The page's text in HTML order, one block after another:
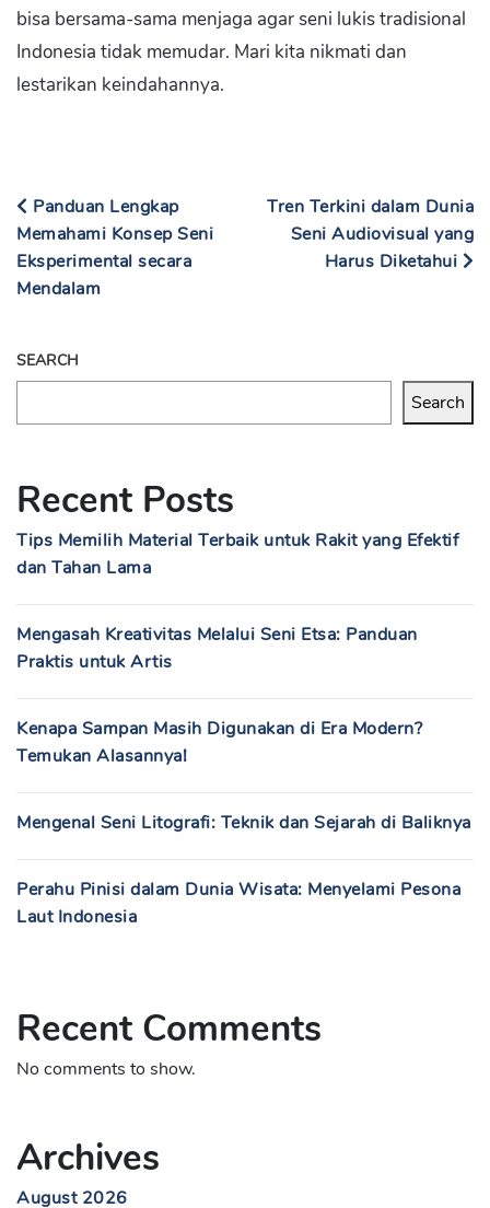
bisa bersama-sama menjaga agar seni lukis tradisional
Indonesia tidak memudar. Mari kita nikmati dan
lestarikan keindahannya.
Panduan Lengkap
Memahami Konsep Seni
Eksperimental secara
Mendalam
Tren Terkini dalam Dunia
Seni Audiovisual yang
Harus Diketahui
SEARCH
Search
Recent Posts
Tips Memilih Material Terbaik untuk Rakit yang Efektif
dan Tahan Lama
Mengasah Kreativitas Melalui Seni Etsa: Panduan
Praktis untuk Artis
Kenapa Sampan Masih Digunakan di Era Modern?
Temukan Alasannya!
Mengenal Seni Litografi: Teknik dan Sejarah di Baliknya
Perahu Pinisi dalam Dunia Wisata: Menyelami Pesona
Laut Indonesia
Recent Comments
No comments to show.
Archives
August 2026